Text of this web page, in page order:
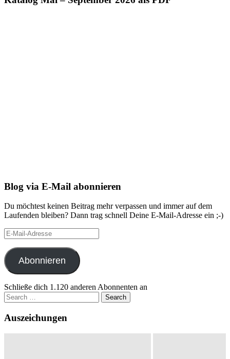
Blog via E-Mail abonnieren
Du möchtest keinen Beitrag mehr verpassen und immer auf dem
Laufenden bleiben? Dann trag schnell Deine E-Mail-Adresse ein ;-)
E-
Mail-
Adresse
Abonnieren
Schließe dich 1.120 anderen Abonnenten an
Search
for:
Auszeichungen